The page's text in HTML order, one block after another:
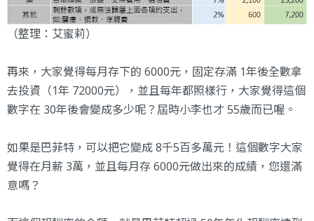
（整理：艾蜜莉）
再來，大家覺得每月存下的 6000元，固定存滿 1年後全數拿
去投資（1年 72000元），並且每年都照樣行，大家覺得這個
數字在 30年後會變成多少呢？屆時小李也才 55歲而已喔。
如果是巴菲特，可以把它變成 8千5百多萬元！這個數字大家
覺得在月薪 3萬，並且每月存 6000元做出來的成績，您還滿
意嗎？